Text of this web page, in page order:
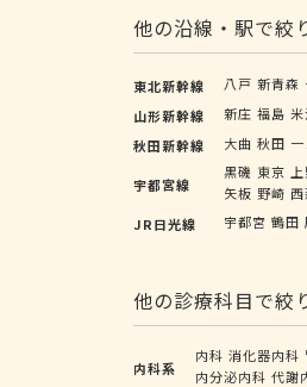
他の沿線・駅で絞
東北新幹線 八戸 新青森
山形新幹線
新庄 福島 米
秋田新幹線
大曲 秋田
宇都宮線
黒磯 東京
矢板 野崎
JR日光線
宇都宮 鶴田
他の診療科目で絞
内科系
内科 消化器内科
内分泌内科 代謝